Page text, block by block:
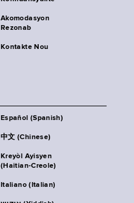
Akomodasyon
Rezonab
Kontakte Nou
Español (Spanish)
中文 (Chinese)
Kreyòl Ayisyen
(Haitian-Creole)
Italiano (Italian)